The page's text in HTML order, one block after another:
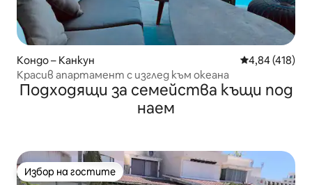
Кондо – Канкун Средна
4,84 (418)
Красив апартамент с изглед към океана
Подходящи за семейства къщи под
наем
Избор на гостите
Избор на гостите